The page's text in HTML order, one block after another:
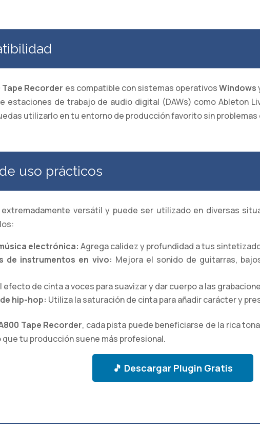
Recorder es compatible con sistemas operativosWindows
estaciones de trabajo de audio digital (DAWs) como Ableton
utilizarlo en tu entorno de producción favorito sin
uso prácticos
versátil y puede ser utilizado en diversas
electrónica: Agrega calidez y profundidad a tus
de instrumentos en vivo: Mejora el sonido de guitarras,
efecto de cinta a voces para suavizar y dar cuerpo a las
hip-hop: Utiliza la saturación de cinta para añadir carácter y
Tape Recorder, cada pista puede beneficiarse de la rica
que tu producción suene más profesional.
🎵 Descargar Plugin Gratis